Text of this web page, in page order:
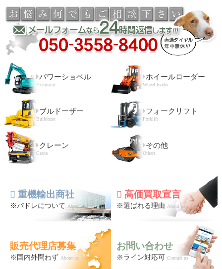
パワーショベル
Excavator
ホイールローダー
Wheel loader
ブルドーザー
Bulldozer
フォークリフト
Forklift
クレーン
Crane
その他
Others
重機輸出商社
※パドレについて About us
高価買取宣言
※選ばれる理由 About us
販売代理店募集
※国内外問わず About us
お問い合わせ
※ライン対応可 Contact us